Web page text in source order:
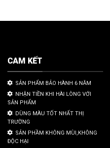
CAM KẾT
SẢN PHẨM BẢO HÀNH 6 NĂM
NHẬN TIỀN KHI HÀI LÒNG VỚI
SẢN PHẨM
DÙNG MÀU TỐT NHẤT THỊ
TRƯỜNG
SẢN PHẦM KHÔNG MÙI,KHÔNG
ĐỘC HẠI